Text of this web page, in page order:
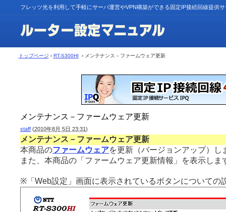
フレッツ光を利用して手軽にサーバ運営やVPN構築ができる固定IP接続回線提供
トップページ › RT-S300HI › メンテナンス－ファームウェア更新
メンテナンス－ファームウェア更新
staff (2010年8月 5日 23:31)
メンテナンス－ファームウェア更新
本商品のファームウェアを更新（バージョンアップ）し
また、本商品の「ファームウェア更新情報」を表示しま
※「Web設定」画面に表示されているボタンについての